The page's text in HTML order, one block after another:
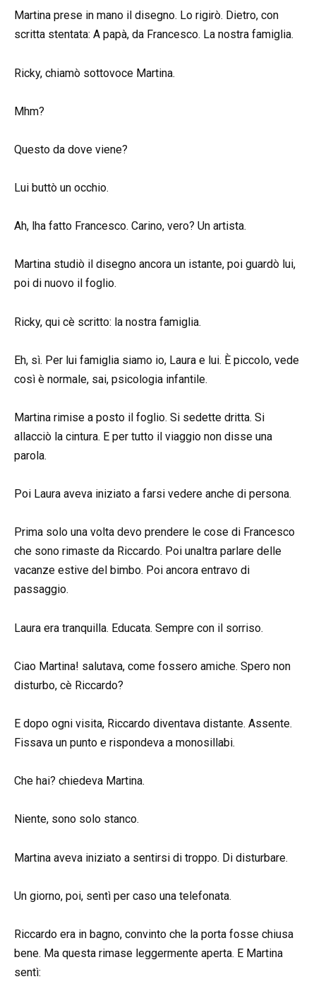
Martina prese in mano il disegno. Lo rigirò. Dietro, con
scritta stentata: A papà, da Francesco. La nostra famiglia.
Ricky, chiamò sottovoce Martina.
Mhm?
Questo da dove viene?
Lui buttò un occhio.
Ah, lha fatto Francesco. Carino, vero? Un artista.
Martina studiò il disegno ancora un istante, poi guardò lui,
poi di nuovo il foglio.
Ricky, qui cè scritto: la nostra famiglia.
Eh, sì. Per lui famiglia siamo io, Laura e lui. È piccolo, vede
così è normale, sai, psicologia infantile.
Martina rimise a posto il foglio. Si sedette dritta. Si
allacciò la cintura. E per tutto il viaggio non disse una
parola.
Poi Laura aveva iniziato a farsi vedere anche di persona.
Prima solo una volta devo prendere le cose di Francesco
che sono rimaste da Riccardo. Poi unaltra parlare delle
vacanze estive del bimbo. Poi ancora entravo di
passaggio.
Laura era tranquilla. Educata. Sempre con il sorriso.
Ciao Martina! salutava, come fossero amiche. Spero non
disturbo, cè Riccardo?
E dopo ogni visita, Riccardo diventava distante. Assente.
Fissava un punto e rispondeva a monosillabi.
Che hai? chiedeva Martina.
Niente, sono solo stanco.
Martina aveva iniziato a sentirsi di troppo. Di disturbare.
Un giorno, poi, sentì per caso una telefonata.
Riccardo era in bagno, convinto che la porta fosse chiusa
bene. Ma questa rimase leggermente aperta. E Martina
sentì: